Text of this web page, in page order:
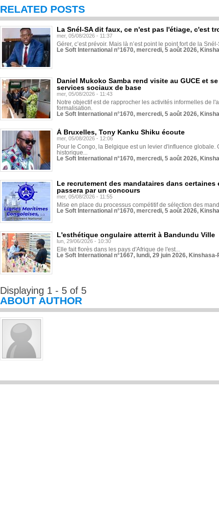
RELATED POSTS
La Snél-SA dit faux, ce n'est pas l'étiage, c'est
mer, 05/08/2026 - 11:37
Gérer, c’est prévoir. Mais là n’est point le point fort de la
Le Soft International n°1670, mercredi, 5 août 2026,
Daniel Mukoko Samba rend visite au GUCE et
services sociaux de base
mer, 05/08/2026 - 11:43
Notre objectif est de rapprocher les activités informelles de
formalisation.
Le Soft International n°1670, mercredi, 5 août 2026,
À Bruxelles, Tony Kanku Shiku écoute
mer, 05/08/2026 - 12:06
Pour le Congo, la Belgique est un levier d'influence globale.
historique...
Le Soft International n°1670, mercredi, 5 août 2026,
Le recrutement des mandataires dans
passera par un concours
mer, 05/08/2026 - 11:55
Mise en place du processus compétitif de sélection des
Le Soft International n°1670, mercredi, 5 août 2026,
L'esthétique ongulaire atterrit à Bandundu Ville
lun, 29/06/2026 - 10:30
Elle fait florès dans les pays d'Afrique de l'est...
Le Soft International n°1667, lundi, 29 juin 2026,
Displaying 1 - 5 of 5
ABOUT AUTHOR